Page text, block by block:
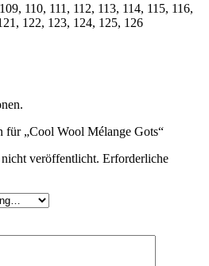
110, 111, 112, 113, 114, 115, 116,
122, 123, 124, 125, 126
für „Cool Wool Mélange Gots“
veröffentlicht. Erforderliche